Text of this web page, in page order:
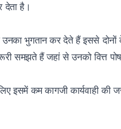
देता है।
भुगतान कर देते हैं इससे
समझते हैं जहां से उनको वित्त
इसमें कम कागजी कार्यवाही